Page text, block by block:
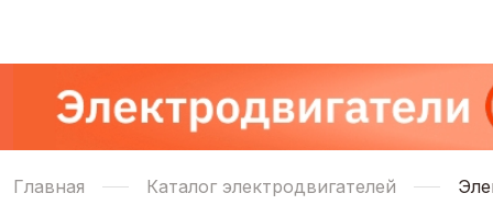
Главная Каталог электродвигателей